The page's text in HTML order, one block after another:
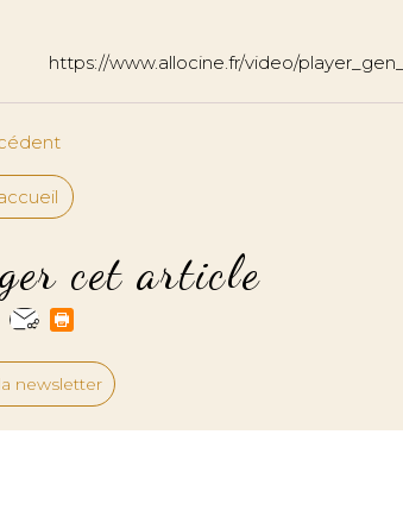
https://www.allocine.fr/video/
cet article
newsletter